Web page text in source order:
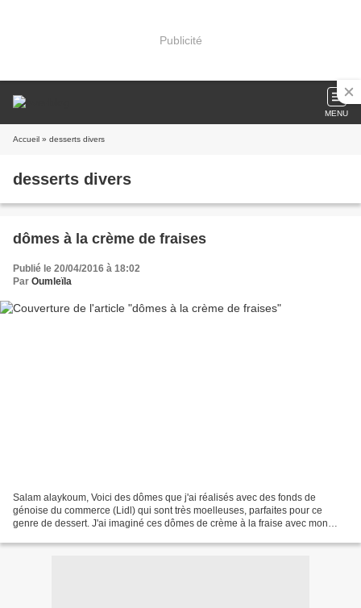
Publicité
MENU
Accueil » desserts divers
desserts divers
dômes à la crème de fraises
Publié le 20/04/2016 à 18:02
Par Oumleïla
Salam alaykoum, Voici des dômes que j'ai réalisés avec des fonds de
génoise du commerce (Lidl) qui sont très moelleuses, parfaites pour ce
genre de dessert. J'ai imaginé ces dômes de crème à la fraise avec mon